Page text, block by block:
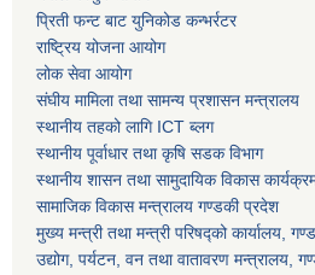
प्रिती फन्ट बाट युनिकोड कन्भर्रटर
राष्ट्रिय योजना आयोग
लोक सेवा आयोग
संघीय मामिला तथा सामन्य प्रशासन मन्त्रालय
स्थानीय तहको लागि ICT ब्लग
स्थानीय पूर्वाधार तथा कृषि सडक विभाग
स्थानीय शासन तथा सामुदायिक विकास
सामाजिक विकास मन्त्रालय गण्डकी प्रदेश
मुख्य मन्त्री तथा मन्त्री परिषद्को कार्यालय,
उद्योग, पर्यटन, वन तथा वातावरण मन्त्रालय,